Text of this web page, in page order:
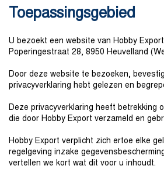
Toepassingsgebied
U bezoekt een website van Hobby
Poperingestraat 28, 8950 Heuvelland
Door deze website te bezoeken,
privacyverklaring hebt gelezen en
Deze privacyverklaring heeft betrekking
die door Hobby Export verzameld en
Hobby Export verplicht zich ertoe elke
regelgeving inzake
vertellen we kort wat dit voor u inhoudt.